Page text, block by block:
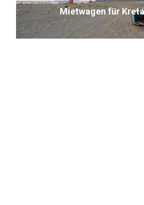
zu Stränden, Tavernen und
angenehmer und individueller macht.
Die Lage direkt in Falassarna bietet
Mietwagen für